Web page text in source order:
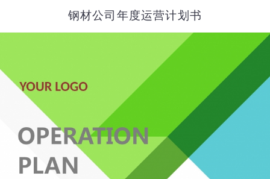
钢材公司年度运营计划书